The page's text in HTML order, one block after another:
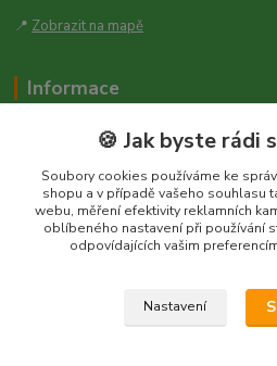
📍 Zobrazit na mapě
Informace
Zásady ochrany osobních údajů
Kontakt
Obecné nařízení o bezpečnosti produktů
2023/988
🍪 Jak byste rádi
Soubory cookies používáme ke
shopu a v případě vašeho souhlasu
webu, měření efektivity reklamních
oblíbeného nastavení při používání
odpovídajících vašim
Nastavení